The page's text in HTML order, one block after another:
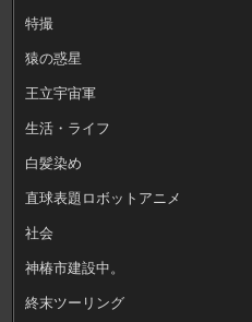
特撮
猿の惑星
王立宇宙軍
生活・ライフ
白髪染め
直球表題ロボットアニメ
社会
神椿市建設中。
終末ツーリング